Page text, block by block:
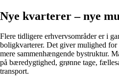
Nye kvarterer – nye
Flere tidligere erhvervsområder er i
boligkvarterer. Det giver mulighed
mere sammenhængende bystruktur.
på bæredygtighed, grønne tage,
transport.